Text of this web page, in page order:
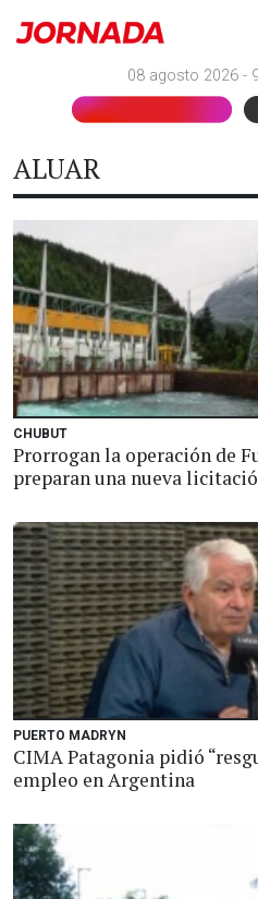
08 agosto 2026 -
ALUAR
CHUBUT
Prorrogan la operación de
preparan una nueva
PUERTO MADRYN
CIMA Patagonia pidió
empleo en Argentina